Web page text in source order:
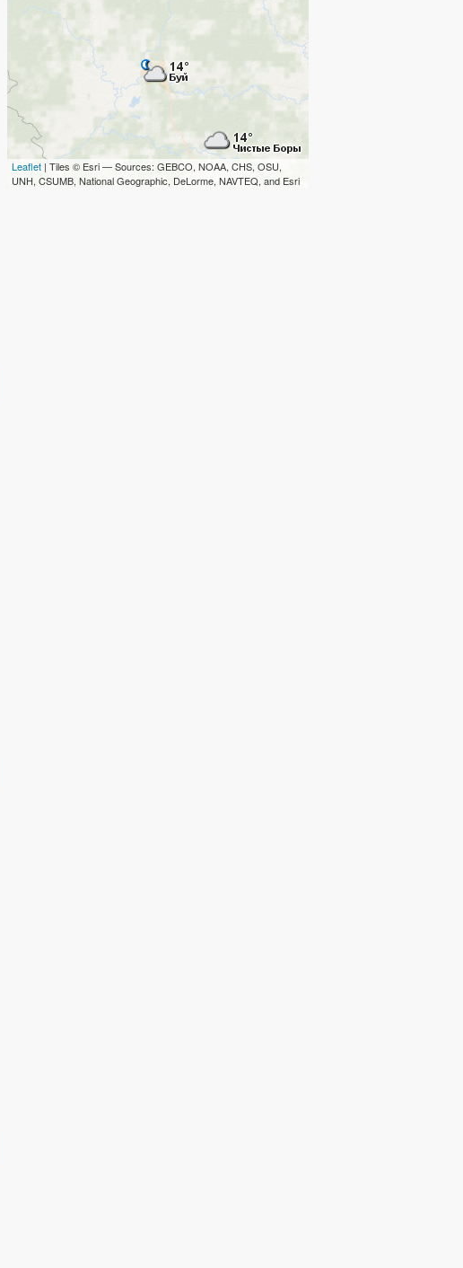
Leaflet | Tiles © Esri — Sources: GEBCO, NOAA, CHS, OSU,
UNH, CSUMB, National Geographic, DeLorme, NAVTEQ, and Esri